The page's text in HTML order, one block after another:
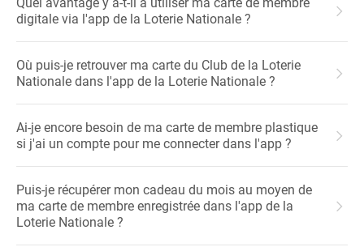
digitale via l'app de la Loterie Nationale ?
Où puis-je retrouver ma carte du Club de la Loterie
Nationale dans l'app de la Loterie Nationale ?
Ai-je encore besoin de ma carte de membre plastique
si j'ai un compte pour me connecter dans l'app ?
Puis-je récupérer mon cadeau du mois au moyen de
ma carte de membre enregistrée dans l'app de la
Loterie Nationale ?